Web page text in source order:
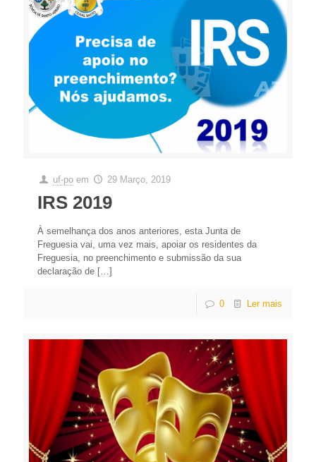
uf-po em 29 Março, 2019
IRS 2019
À semelhança dos anos anteriores, esta Junta de
Freguesia vai, uma vez mais, apoiar os residentes da
Freguesia, no preenchimento e submissão da sua
declaração de […]
0 Ler mais